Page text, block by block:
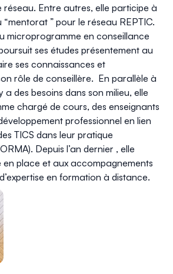
réseau. Entre autres, elle participe à
” pour le réseau REPTIC.
microprogramme en conseillance
ses études présentement au
ses connaissances et
rôle de conseillère. En parallèle à
a des besoins dans son milieu, elle
chargé de cours, des enseignants
professionnel en lien
TICS dans leur pratique
Depuis l’an dernier , elle
place et aux accompagnements
en formation à distance.